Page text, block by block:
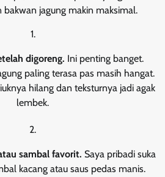
jagung makin maksimal.
digoreng. Ini penting banget.
paling terasa pas masih hangat.
hilang dan teksturnya jadi agak
lembek.
sambal favorit. Saya pribadi suka
kacang atau saus pedas manis.